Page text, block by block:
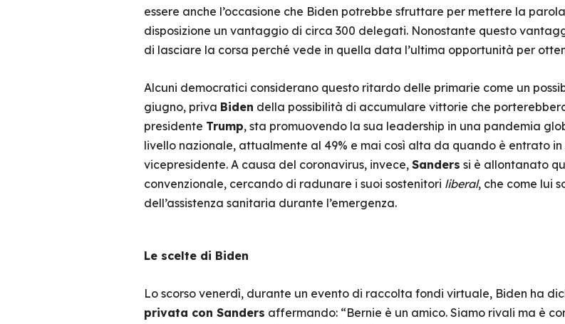
essere anche l’occasione che Biden potrebbe sfruttare per mettere la
disposizione un vantaggio di circa 300 delegati. Nonostante questo
di lasciare la corsa perché vede in quella data l’ultima opportunità per
Alcuni democratici considerano questo ritardo delle primarie come un
giugno, priva Biden della possibilità di accumulare vittorie che
presidente Trump, sta promuovendo la sua leadership in una pandemia
livello nazionale, attualmente al 49% e mai così alta da quando è entrato
vicepresidente. A causa del coronavirus, invece, Sanders si è allontanato
convenzionale, cercando di radunare i suoi sostenitori liberal, che come lui
dell’assistenza sanitaria durante l’emergenza.
Le scelte di Biden
Lo scorso venerdì, durante un evento di raccolta fondi virtuale, Biden ha
privata con Sanders affermando: “Bernie è un amico. Siamo rivali ma è